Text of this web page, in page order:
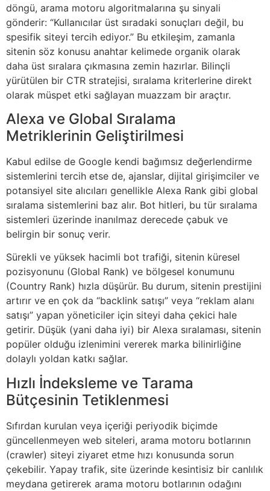
döngü, arama motoru algoritmalarına şu sinyali
gönderir: “Kullanıcılar üst sıradaki sonuçları değil, bu
spesifik siteyi tercih ediyor.” Bu etkileşim, zamanla
sitenin söz konusu anahtar kelimede organik olarak
daha üst sıralara çıkmasına zemin hazırlar. Bilinçli
yürütülen bir CTR stratejisi, sıralama kriterlerine direkt
olarak müspet etki sağlayan muazzam bir araçtır.
Alexa ve Global Sıralama
Metriklerinin Geliştirilmesi
Kabul edilse de Google kendi bağımsız değerlendirme
sistemlerini tercih etse de, ajanslar, dijital girişimciler ve
potansiyel site alıcıları genellikle Alexa Rank gibi global
sıralama sistemlerini baz alır. Bot hitleri, bu tür sıralama
sistemleri üzerinde inanılmaz derecede çabuk ve
belirgin bir sonuç verir.
Sürekli ve yüksek hacimli bot trafiği, sitenin küresel
pozisyonunu (Global Rank) ve bölgesel konumunu
(Country Rank) hızla düşürür. Bu durum, sitenin prestijini
artırır ve en çok da “backlink satışı” veya “reklam alanı
satışı” yapan yöneticiler için siteyi daha çekici hale
getirir. Düşük (yani daha iyi) bir Alexa sıralaması, sitenin
popüler olduğu izlenimini vererek marka bilinirliğine
dolaylı yoldan katkı sağlar.
Hızlı İndeksleme ve Tarama
Bütçesinin Tetiklenmesi
Sıfırdan kurulan veya içeriği periyodik biçimde
güncellenmeyen web siteleri, arama motoru botlarının
(crawler) siteyi ziyaret etme hızı konusunda sorun
çekebilir. Yapay trafik, site üzerinde kesintisiz bir canlılık
meydana getirerek arama motoru botlarının odağını